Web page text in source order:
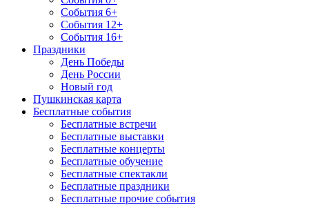
События 6+
События 12+
События 16+
Праздники
День Победы
День России
Новый год
Пушкинская карта
Бесплатные события
Бесплатные встречи
Бесплатные выставки
Бесплатные концерты
Бесплатные обучение
Бесплатные спектакли
Бесплатные праздники
Бесплатные прочие события